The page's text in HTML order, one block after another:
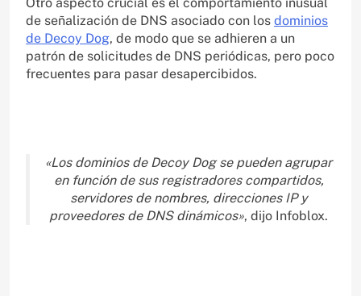
de señalización de DNS asociado con los dominios
de Decoy Dog, de modo que se adhieren a un
patrón de solicitudes de DNS periódicas, pero poco
frecuentes para pasar desapercibidos.
«Los dominios de Decoy Dog se pueden agrupar
en función de sus registradores compartidos,
servidores de nombres, direcciones IP y
proveedores de DNS dinámicos», dijo Infoblox.